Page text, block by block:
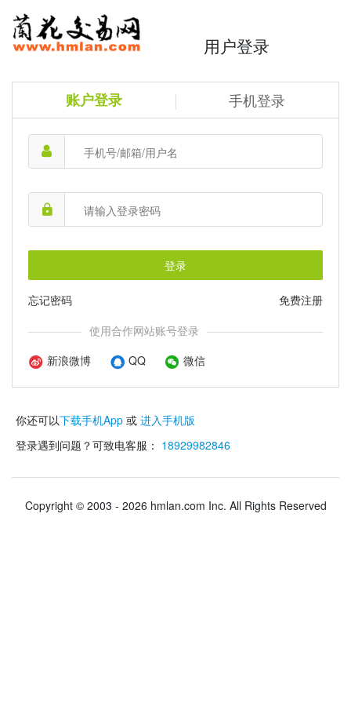
用户登录
账户登录 手机登录
登录
免费注册
忘记密码
使用合作网站账号登录
新浪微博
QQ 微信
你还可以下载手机App 或 进入手机版
登录遇到问题？可致电客服： 18929982846
Copyright © 2003 - 2026 hmlan.com Inc. All Rights Reserved